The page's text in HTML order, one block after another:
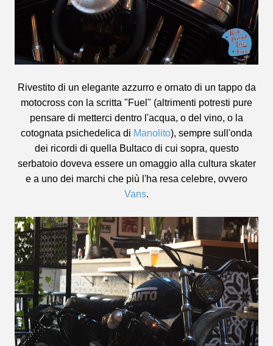
Rivestito di un elegante azzurro e ornato di un tappo da
motocross con la scritta "Fuel" (altrimenti potresti pure
pensare di metterci dentro l'acqua, o del vino, o la
cotognata psichedelica di Manolito), sempre sull'onda
dei ricordi di quella Bultaco di cui sopra, questo
serbatoio doveva essere un omaggio al la cultura skater
e a uno dei marchi che più l'ha resa celebre, ovvero
Vans.